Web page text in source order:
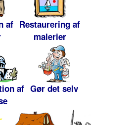
af Restaurering af
malerier
af Gør det selv